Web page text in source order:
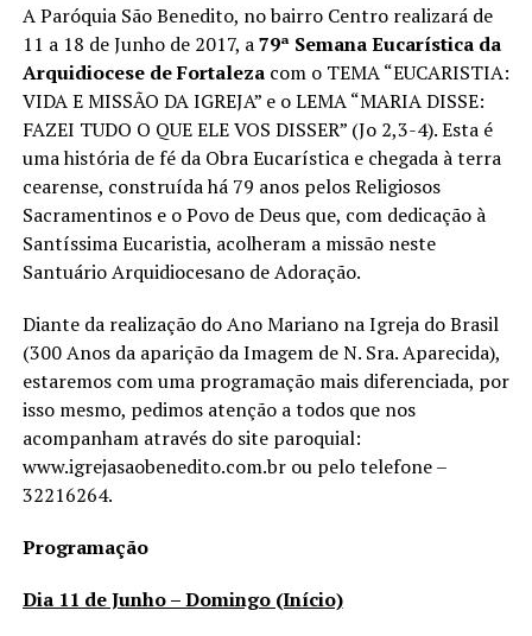
A Paróquia São Benedito, no bairro Centro realizará de
11 a 18 de Junho de 2017, a79ª Semana Eucarística da
Arquidiocese de Fortalezacom o TEMA “EUCARISTIA:
VIDA E MISSÃO DA IGREJA” e o LEMA “MARIA DISSE:
FAZEI TUDO O QUE ELE VOS DISSER” (Jo 2,3-4). Esta é
uma história de fé da Obra Eucarística e chegada à terra
cearense, construída há 79 anos pelos Religiosos
Sacramentinos e o Povo de Deus que, com dedicação à
Santíssima Eucaristia, acolheram a missão neste
Santuário Arquidiocesano de Adoração.
Diante da realização do Ano Mariano na Igreja do Brasil
(300 Anos da aparição da Imagem de N. Sra. Aparecida),
estaremos com uma programação mais diferenciada, por
isso mesmo, pedimos atenção a todos que nos
acompanham através do site paroquial:
www.igrejasaobenedito.com.br ou pelo telefone –
32216264.
Programação
Dia 11 de Junho – Domingo (Início)